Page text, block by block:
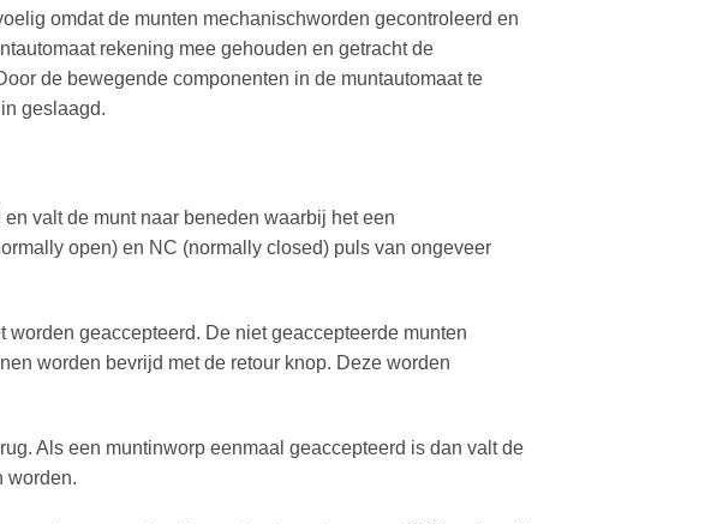
omdat de munten mechanischworden gecontroleerd en
rekening mee gehouden en getracht de
de bewegende componenten in de muntautomaat te
geslaagd.
valt de munt naar beneden waarbij het een
open) en NC (normally closed) puls van ongeveer
geaccepteerd. De niet geaccepteerde munten
worden bevrijd met de retour knop. Deze worden
Als een muntinworp eenmaal geaccepteerd is dan valt de
worden.